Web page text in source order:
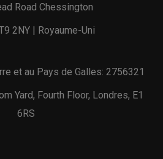
Road Chessington
2NY | Royaume-Uni
et au Pays de Galles: 2756321
Yard, Fourth Floor, Londres, E1
6RS